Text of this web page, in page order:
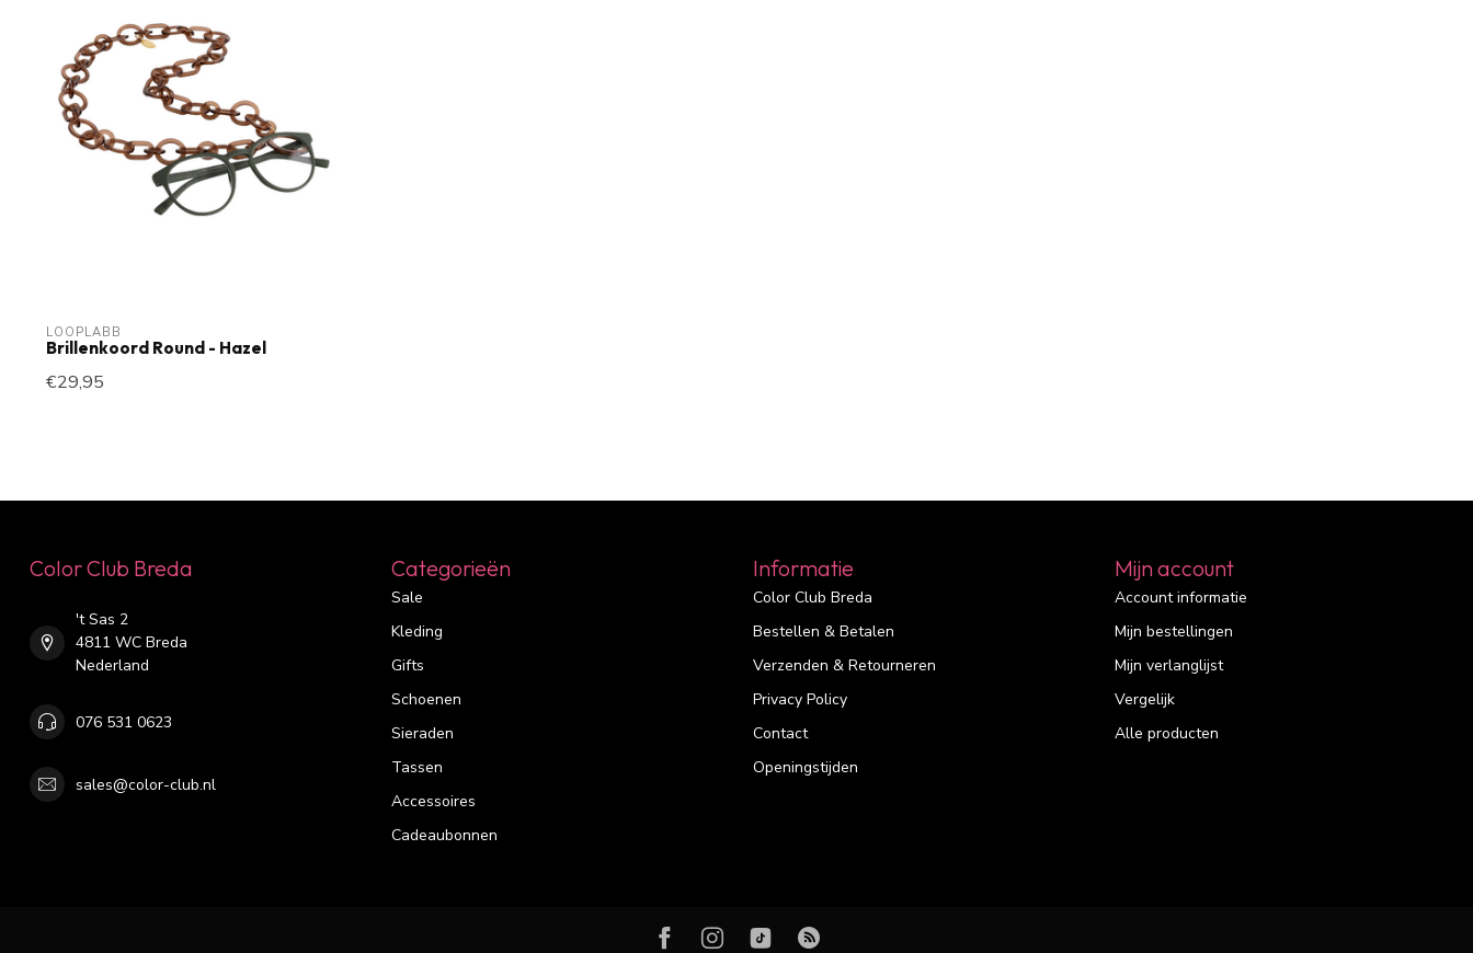
LOOPLABB
Brillenkoord Round - Hazel
€29,95
Color Club Breda
't Sas 2
4811 WC Breda
Nederland
076 531 0623
sales@color-club.nl
Categorieën
Sale
Kleding
Gifts
Schoenen
Sieraden
Tassen
Accessoires
Cadeaubonnen
Informatie
Color Club Breda
Bestellen & Betalen
Verzenden & Retourneren
Privacy Policy
Contact
Openingstijden
Mijn account
Account informatie
Mijn bestellingen
Mijn verlanglijst
Vergelijk
Alle producten